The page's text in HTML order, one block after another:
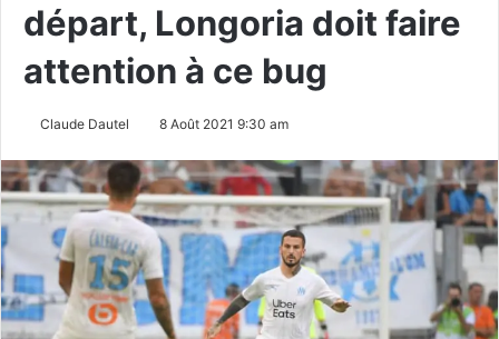
départ, Longoria doit faire
attention à ce bug
Claude Dautel 8 Août 2021 9:30 am